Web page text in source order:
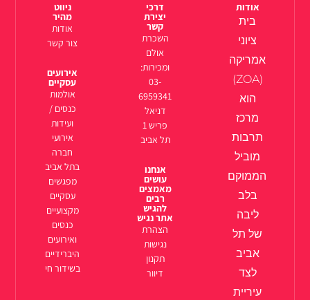
אודות
בית
ציוני
אמריקה
(ZOA)
הוא
מרכז
תרבות
מוביל
הממוקם
בלב
ליבה
של תל
אביב
לצד
עיריית
דרכי
יצירת
קשר
השכרת
אולם
ומכירות:
03-
6959341
דניאל
פריש 1
תל אביב
אנחנו
עושים
מאמצים
רבים
להגיש
אתר נגיש
הצהרת
נגישות
תקנון
דיוור
ניווט
מהיר
אודות
צור קשר
אירועים
עסקיים
אולמות
כנסים /
ועידות
אירועי
חברה
בתל אביב
מפגשים
עסקיים
מקצועיים
כנסים
ואירועים
היברידיים
בשידור חי